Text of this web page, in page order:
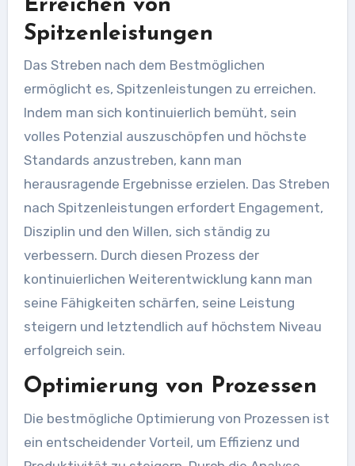
Erreichen von
Spitzenleistungen
Das Streben nach dem Bestmöglichen
ermöglicht es, Spitzenleistungen zu erreichen.
Indem man sich kontinuierlich bemüht, sein
volles Potenzial auszuschöpfen und höchste
Standards anzustreben, kann man
herausragende Ergebnisse erzielen. Das Streben
nach Spitzenleistungen erfordert Engagement,
Disziplin und den Willen, sich ständig zu
verbessern. Durch diesen Prozess der
kontinuierlichen Weiterentwicklung kann man
seine Fähigkeiten schärfen, seine Leistung
steigern und letztendlich auf höchstem Niveau
erfolgreich sein.
Optimierung von Prozessen
Die bestmögliche Optimierung von Prozessen ist
ein entscheidender Vorteil, um Effizienz und